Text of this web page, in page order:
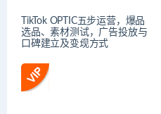
TikTok OPTIC五步运营，爆品
选品、素材测试，广告投放与
口碑建立及变现方式